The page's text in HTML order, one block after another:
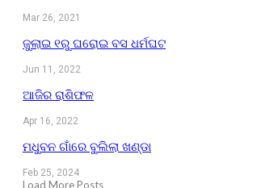
Mar 26, 2021
ଜୁଲାଇ ୧ରୁ ଘରୋଇ ବସ ଧର୍ମଘଟ
Jun 11, 2022
ଆଜିର ରାଶିଫଳ
Apr 16, 2022
ମଧୁବନ ଗାଁରେ ବୁଲିଲା ଖଣ୍ଡା
Feb 25, 2024
Load More Posts